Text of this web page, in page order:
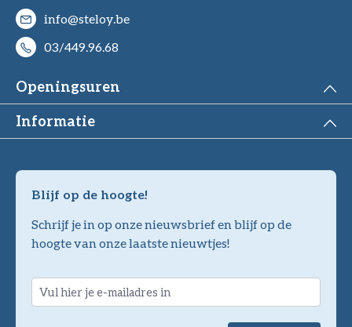
info@steloy.be
03/449.96.68
Openingsuren
Informatie
Blijf op de hoogte!
Schrijf je in op onze nieuwsbrief en blijf op de
hoogte van onze laatste nieuwtjes!